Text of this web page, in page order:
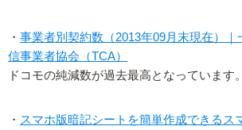
・ 事業者別契約数（2013年09月末現在）｜
信事業者協会（TCA）
ドコモの純減数が過去最高となっています。
・ スマホ版暗記シートを簡単作成できるス